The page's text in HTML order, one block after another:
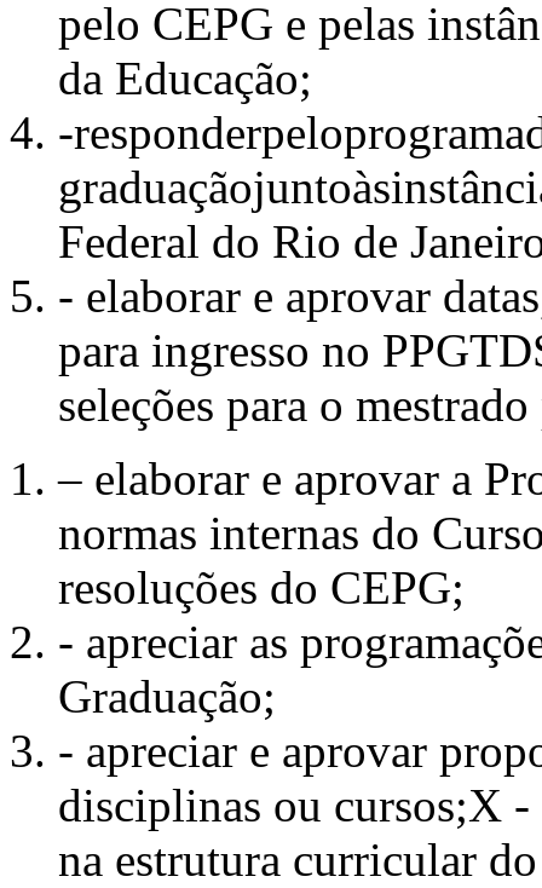
pelo CEPG e pelas
da Educação;
-
Federal do Rio de
- elaborar e aprovar
para ingresso no
seleções para o
– elaborar e aprovar a
normas internas do
resoluções do CEPG;
- apreciar as
Graduação;
- apreciar e aprovar
disciplinas ou cursos;X -
na estrutura curricular